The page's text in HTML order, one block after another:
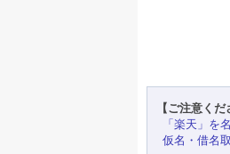
【ご注意くだ
「楽天」を
仮名・借名